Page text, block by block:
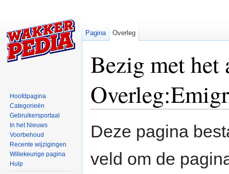
Bezig met het
Deze pagina
veld om de
Pagina Overleg
Hoofdpagina
Categorieën
Gebruikersportaal
In het Nieuws
Voorbehoud
Recente wijzigingen
Willekeurige pagina
Hulp